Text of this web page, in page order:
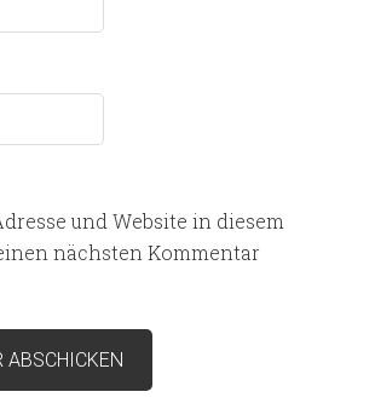
und Website in diesem
nächsten Kommentar